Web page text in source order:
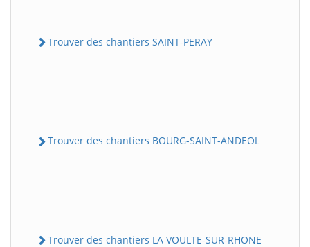
Trouver des chantiers SAINT-PERAY
Trouver des chantiers BOURG-SAINT-ANDEOL
Trouver des chantiers LA VOULTE-SUR-RHONE